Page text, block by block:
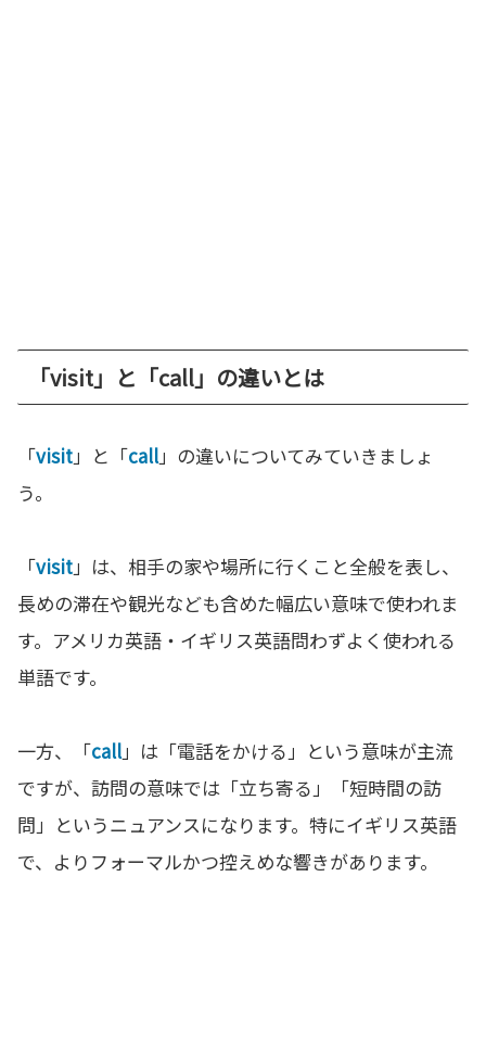
「visit」と「call」の違いとは
「visit」と「call」の違いについてみていきましょ
う。
「visit」は、相手の家や場所に行くこと全般を表し、
長めの滞在や観光なども含めた幅広い意味で使われま
す。アメリカ英語・イギリス英語問わずよく使われる
単語です。
一方、「call」は「電話をかける」という意味が主流
ですが、訪問の意味では「立ち寄る」「短時間の訪
問」というニュアンスになります。特にイギリス英語
で、よりフォーマルかつ控えめな響きがあります。